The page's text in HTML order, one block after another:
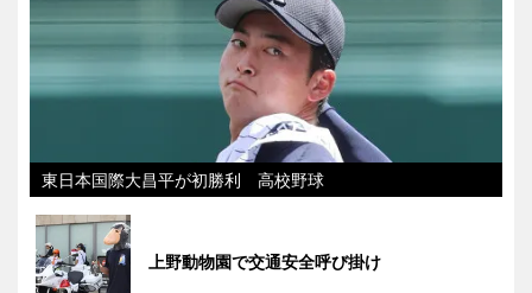
東日本国際大昌平が初勝利 高校野球
上野動物園で交通安全呼び掛け